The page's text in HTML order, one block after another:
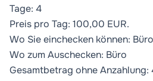
Tage: 4
Preis pro Tag: 100,00 EUR.
Wo Sie einchecken können: Büro
Wo zum Auschecken: Büro
Gesamtbetrag ohne Anzahlung: